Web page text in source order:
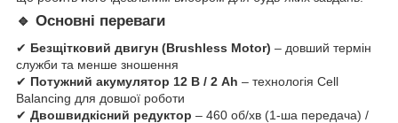
🔹 Основні переваги
✔ Безщітковий двигун (Brushless Motor) – довший термін
служби та менше зношення
✔ Потужний акумулятор 12 В / 2 Аh – технологія Cell
Balancing для довшої роботи
✔ Двошвидкісний редуктор – 460 об/хв (1-ша передача) /